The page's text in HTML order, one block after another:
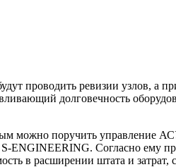
проводить ревизии узлов, а
долговечность
можно поручить управление
ENGINEERING. Согласно ему
в расширении штата и